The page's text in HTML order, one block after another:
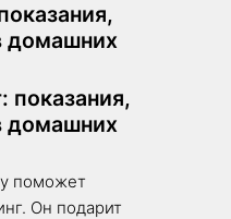
домашних
поможет
Он подарит